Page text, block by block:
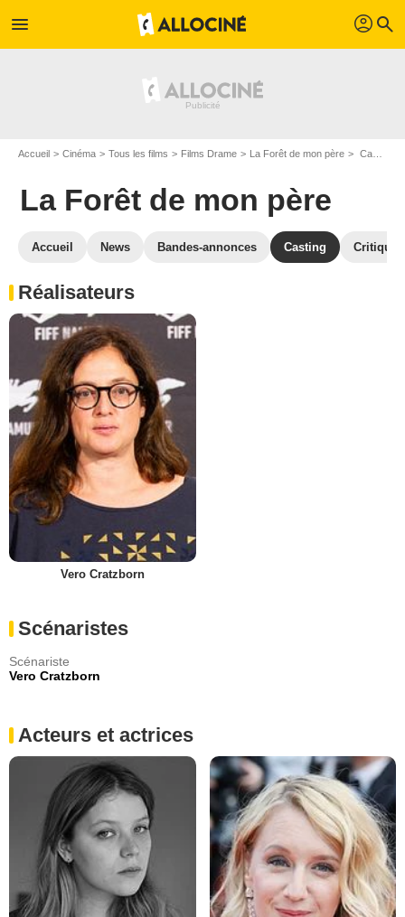
menu profil search
Accueil Cinéma Tous les films Films Drame La Forêt de mon père Casting La Forêt de mon père
La Forêt de mon père
Accueil News Bandes-annonces Casting
Réalisateurs
Vero Cratzborn
Scénaristes
Scénariste
Vero Cratzborn
Acteurs et actrices